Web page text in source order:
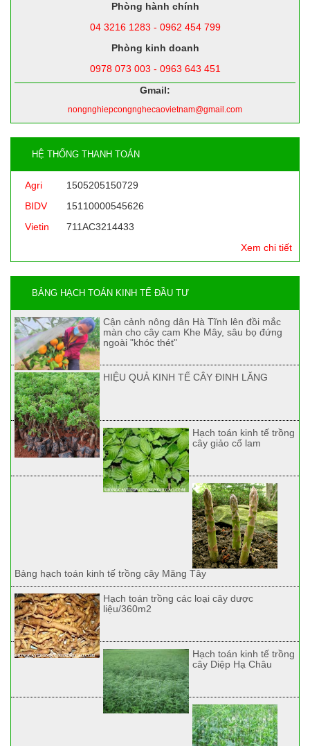
Phòng hành chính
04 3216 1283 - 0962 454 799
Phòng kinh doanh
0978 073 003 - 0963 643 451
Gmail:
nongnghiepcongnghecaovietnam@gmail.com
HỆ THỐNG THANH TOÁN
Agri
1505205150729
BIDV
15110000545626
Vietin
711AC3214433
Xem chi tiết
BẢNG HẠCH TOÁN KINH TẾ ĐẦU TƯ
Cận cảnh nông dân Hà Tĩnh lên đồi mắc
màn cho cây cam Khe Mây, sâu bọ đứng
ngoài "khóc thét"
HIỆU QUẢ KINH TẾ CÂY ĐINH LĂNG
Hạch toán kinh tế trồng
cây giảo cổ lam
Bảng hạch toán kinh tế trồng cây Măng Tây
Hạch toán trồng các loại cây dược
liệu/360m2
Hạch toán kinh tế trồng
cây Diệp Hạ Châu